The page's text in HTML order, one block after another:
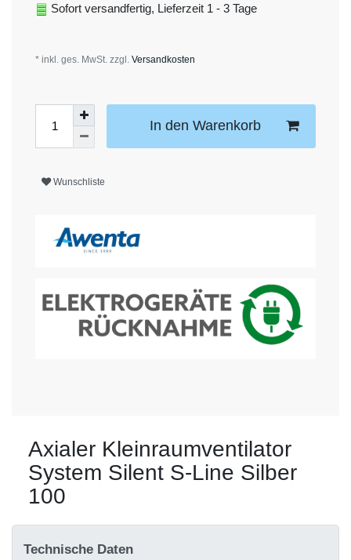
Sofort versandfertig, Lieferzeit 1 - 3 Tage
* inkl. ges. MwSt. zzgl. Versandkosten
In den Warenkorb
Wunschliste
Axialer Kleinraumventilator
System Silent S-Line Silber
100
Technische Daten